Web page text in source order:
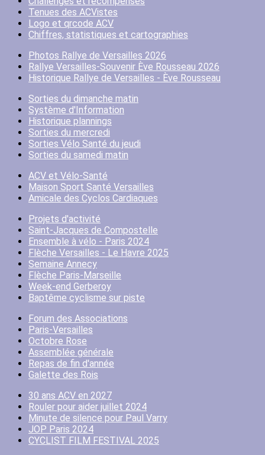
Tenues des ACVistes
Logo et qrcode ACV
Chiffres, statistiques et cartographies
Photos Rallye de Versailles 2026
Rallye Versailles-Souvenir Ève Rousseau 2026
Historique Rallye de Versailles - Ève Rousseau
Sorties du dimanche matin
Système d'Information
Historique plannings
Sorties du mercredi
Sorties Vélo Santé du jeudi
Sorties du samedi matin
ACV et Vélo-Santé
Maison Sport Santé Versailles
Amicale des Cyclos Cardiaques
Projets d'activité
Saint-Jacques de Compostelle
Ensemble à vélo - Paris 2024
Flèche Versailles - Le Havre 2025
Semaine Annecy
Flèche Paris-Marseille
Week-end Gerberoy
Baptême cyclisme sur piste
Forum des Associations
Paris-Versailles
Octobre Rose
Assemblée générale
Repas de fin d'année
Galette des Rois
30 ans ACV en 2027
Rouler pour aider juillet 2024
Minute de silence pour Paul Varry
JOP Paris 2024
CYCLIST FILM FESTIVAL 2025